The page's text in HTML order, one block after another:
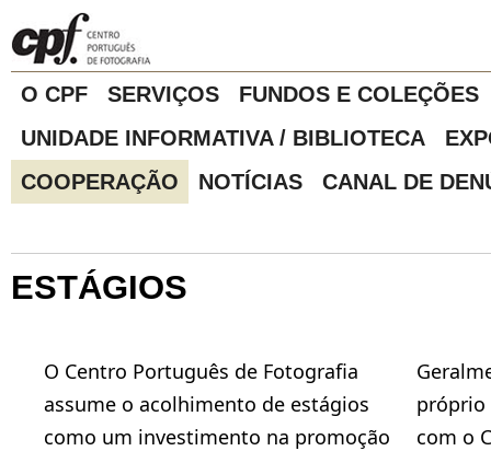
O CPF SERVIÇOS
FUNDOS E COLEÇÕES
UNIDADE INFORMATIVA / BIBLIOTECA
COOPERAÇÃO
NOTÍCIAS CANAL DE
ESTÁGIOS
O Centro Português de Fotografia
assume o acolhimento de estágios
como um investimento na promoção
próprio
com o